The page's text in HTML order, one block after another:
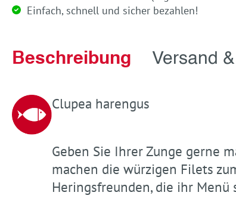
Einfach, schnell und sicher bezahlen!
Beschreibung Versand
Clupea harengus
Geben Sie Ihrer Zunge gerne
machen die würzigen Filets
Heringsfreunden, die ihr